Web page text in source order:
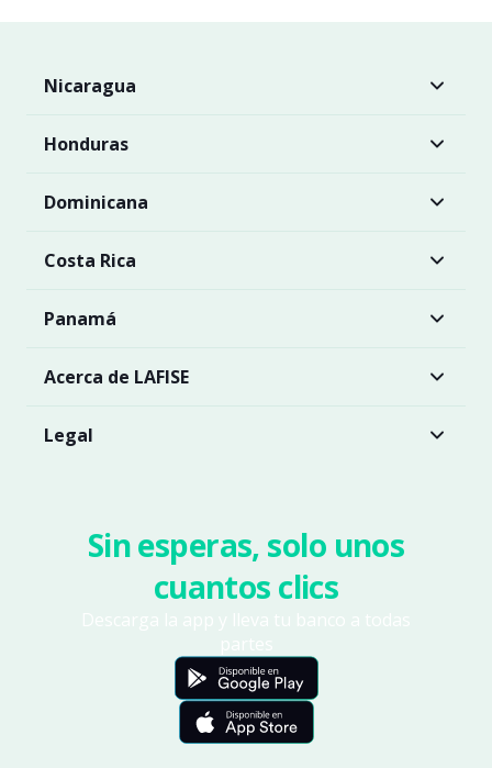
Nicaragua
Honduras
Dominicana
Costa Rica
Panamá
Acerca de LAFISE
Legal
Sin esperas, solo unos
cuantos clics